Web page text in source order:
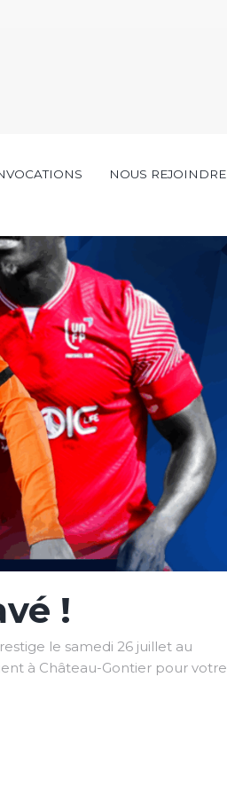
NOUS REJOINDRE
!
le samedi 26 juillet au
à Château-Gontier pour votre